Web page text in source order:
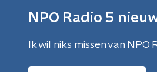
NPO Radio 5
Ik wil niks missen van NPO